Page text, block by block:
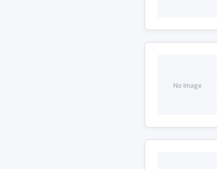
No Image